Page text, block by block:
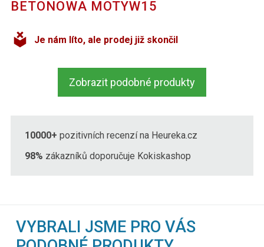
BETONOWA MOTYW15
Je nám líto, ale prodej již skončil
Zobrazit podobné produkty
10000+ pozitivních recenzí na Heureka.cz
98% zákazníků doporučuje Kokiskashop
VYBRALI JSME PRO VÁS